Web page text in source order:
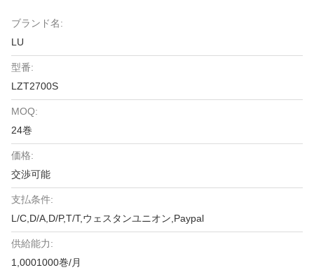
ブランド名:
LU
型番:
LZT2700S
MOQ:
24巻
価格:
交渉可能
支払条件:
L/C,D/A,D/P,T/T,ウェスタンユニオン,Paypal
供給能力:
1,0001000巻/月